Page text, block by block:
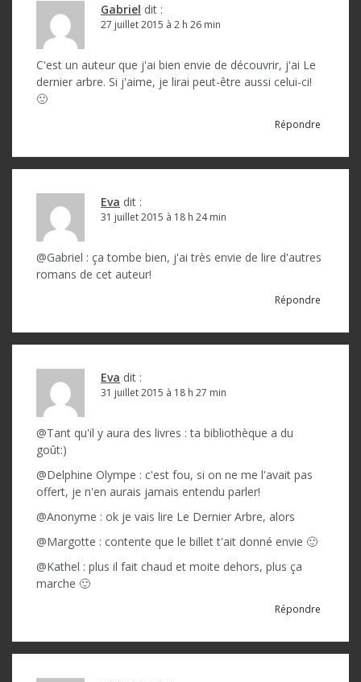
Gabriel dit :
27 juillet 2015 à 2 h 26 min
C'est un auteur que j'ai bien envie de découvrir, j'ai Le
dernier arbre. Si j'aime, je lirai peut-être aussi celui-ci!
🙂
Répondre
Eva dit :
31 juillet 2015 à 18 h 24 min
@Gabriel : ça tombe bien, j'ai très envie de lire d'autres
romans de cet auteur!
Répondre
Eva dit :
31 juillet 2015 à 18 h 27 min
@Tant qu'il y aura des livres : ta bibliothèque a du
goût:)
@Delphine Olympe : c'est fou, si on ne me l'avait pas
offert, je n'en aurais jamais entendu parler!
@Anonyme : ok je vais lire Le Dernier Arbre, alors
@Margotte : contente que le billet t'ait donné envie 🙂
@Kathel : plus il fait chaud et moite dehors, plus ça
marche 🙂
Répondre